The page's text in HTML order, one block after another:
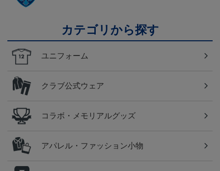
カテゴリから探す
ユニフォーム
クラブ公式ウェア
コラボ・メモリアルグッズ
アパレル・ファッション小物